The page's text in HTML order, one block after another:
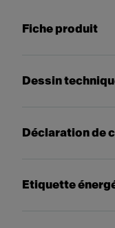
Fiche produit
Dessin
Déclaration de
Etiquette